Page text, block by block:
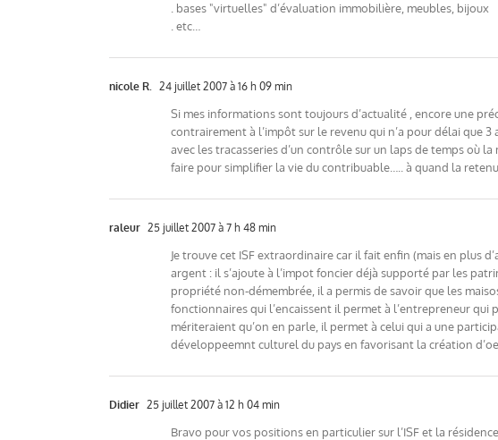
. bases "virtuelles" d’évaluation immobilière, meubles, bijoux
. etc…
nicole R. 24 juillet 2007 à 16 h 09 min
Si mes informations sont toujours d’actualité , encore une
contrairement à l’impôt sur le revenu qui n’a pour délai que
avec les tracasseries d’un contrôle sur un laps de temps où
faire pour simplifier la vie du contribuable….. à quand la
raleur 25 juillet 2007 à 7 h 48 min
Je trouve cet ISF extraordinaire car il fait enfin (mais en plus
argent : il s’ajoute à l’impot foncier déjà supporté par les
propriété non-démembrée, il a permis de savoir que les
fonctionnaires qui l’encaissent il permet à l’entrepreneur
mériteraient qu’on en parle, il permet à celui qui a une
développeemnt culturel du pays en favorisant la création
Didier 25 juillet 2007 à 12 h 04 min
Bravo pour vos positions en particulier sur l’ISF et la